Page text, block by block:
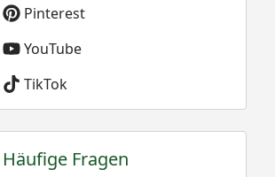
Pinterest
YouTube
TikTok
Häufige Fragen